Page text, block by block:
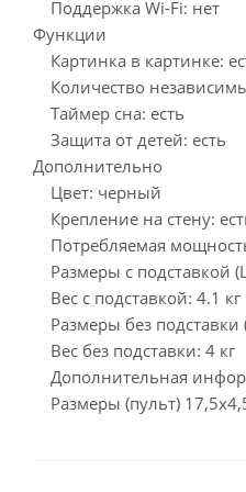
Поддержка Wi-Fi: нет
Функции
Картинка в картинке:
Количество
Таймер сна: есть
Защита от детей: есть
Дополнительно
Цвет: черный
Крепление на стену:
Потребляемая
Размеры с подставкой
Вес с подставкой: 4.1 кг
Размеры без
Вес без подставки: 4 кг
Дополнительная
Размеры (пульт)